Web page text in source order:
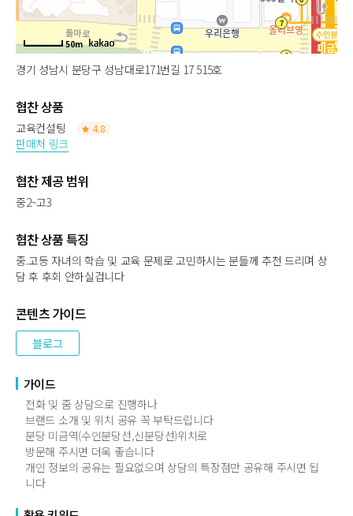
50m
경기 성남시 분당구 성남대로171번길 17 515호
협찬 상품
교육컨설팅 4.8
판매처 링크
협찬 제공 범위
중2~고3
협찬 상품 특징
중.고등 자녀의 학습 및 교육 문제로 고민하시는 분들께 추천 드리며 상
담 후 후회 안하실겁니다
콘텐츠 가이드
블로그
가이드
전화 및 줌 상담으로 진행하나
브랜드 소개 및 위치 공유 꼭 부탁드립니다
분당 미금역(수인분당선,신분당선)위치로
방문해 주시면 더욱 좋습니다
개인 정보의 공유는 필요없으며 상담의 특장점만 공유해 주시면 됩
니다